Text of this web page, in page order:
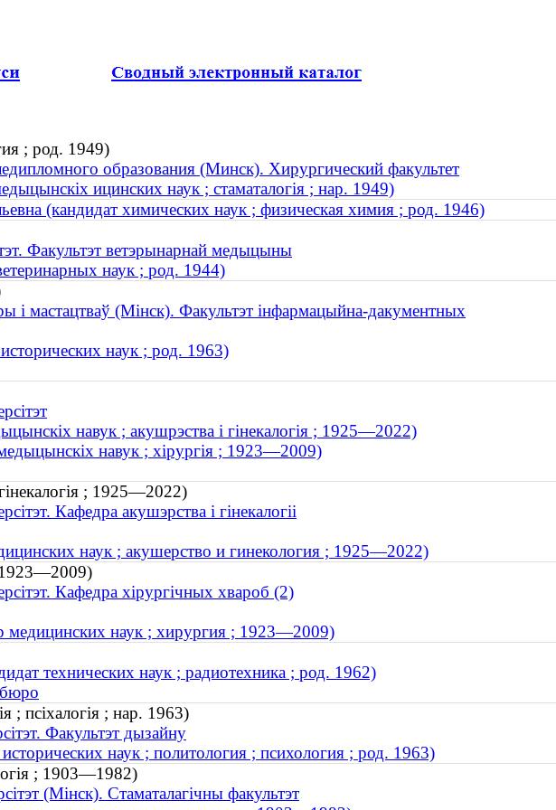
; род. 1949)
образования (Минск). Хирургический факультет
ицинских наук ; стаматалогія ; нар. 1949)
(кандидат химических наук ; физическая химия ; род. 1946)
Факультэт ветэрынарнай медыцыны
наук ; род. 1944)
і мастацтваў (Мінск). Факультэт інфармацыйна-дакументных
наук ; род. 1963)
навук ; акушрэства і гінекалогія ; 1925—2022)
навук ; хірургія ; 1923—2009)
; 1925—2022)
Кафедра акушэрства і гінекалогіі
наук ; акушерство и гинекология ; 1925—2022)
1923—2009)
Кафедра хірургічных хвароб (2)
наук ; хирургия ; 1923—2009)
технических наук ; радиотехника ; род. 1962)
бюро
; псіхалогія ; нар. 1963)
Факультэт дызайну
наук ; политология ; психология ; род. 1963)
; 1903—1982)
(Мінск). Стаматалагічны факультэт